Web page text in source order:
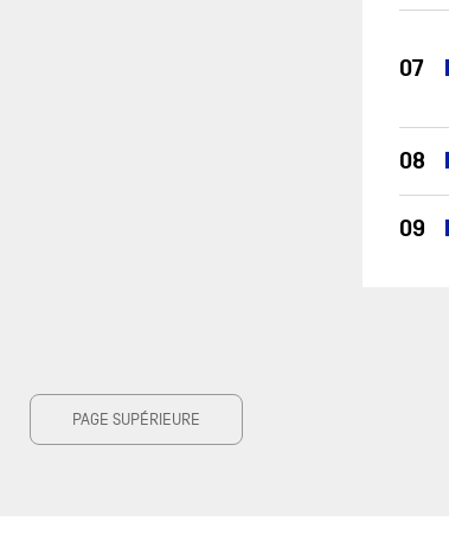
07
08
09
PAGE SUPÉRIEURE